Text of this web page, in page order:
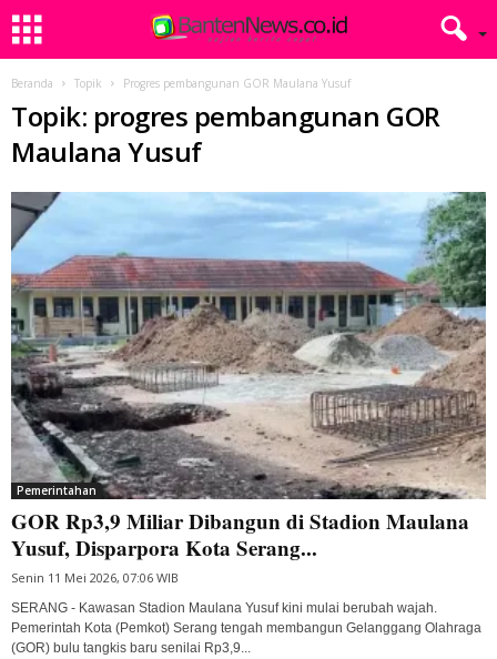
Beranda Topik Progres pembangunan GOR Maulana Yusuf
Topik: progres pembangunan GOR
Maulana Yusuf
Pemerintahan
GOR Rp3,9 Miliar Dibangun di Stadion Maulana
Yusuf, Disparpora Kota Serang...
Senin 11 Mei 2026, 07:06 WIB
SERANG - Kawasan Stadion Maulana Yusuf kini mulai berubah wajah.
Pemerintah Kota (Pemkot) Serang tengah membangun Gelanggang Olahraga
(GOR) bulu tangkis baru senilai Rp3,9...